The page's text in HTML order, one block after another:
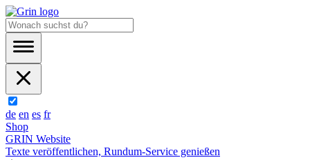
de en es fr
Shop
GRIN Website
Texte veröffentlichen, Rundum-Service genießen